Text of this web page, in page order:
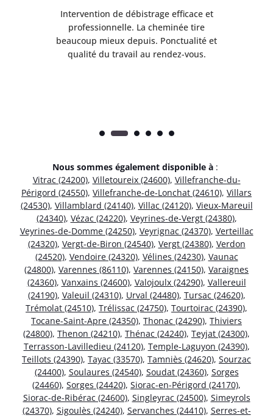
Intervention de débistrage efficace et
professionnelle. La cheminée tire
beaucoup mieux depuis. Ponctualité et
qualité du travail au rendez-vous.
Nous sommes également disponible à :
Vitrac (24200), Villetoureix (24600), Villefranche-du-
Périgord (24550), Villefranche-de-Lonchat (24610), Villars
(24530), Villamblard (24140), Villac (24120), Vieux-Mareuil
(24340), Vézac (24220), Veyrines-de-Vergt (24380),
Veyrines-de-Domme (24250), Veyrignac (24370), Verteillac
(24320), Vergt-de-Biron (24540), Vergt (24380), Verdon
(24520), Vendoire (24320), Vélines (24230), Vaunac
(24800), Varennes (86110), Varennes (24150), Varaignes
(24360), Vanxains (24600), Valojoulx (24290), Vallereuil
(24190), Valeuil (24310), Urval (24480), Tursac (24620),
Trémolat (24510), Trélissac (24750), Tourtoirac (24390),
Tocane-Saint-Apre (24350), Thonac (24290), Thiviers
(24800), Thenon (24210), Thénac (24240), Teyjat (24300),
Terrasson-Lavilledieu (24120), Temple-Laguyon (24390),
Teillots (24390), Tayac (33570), Tamniès (24620), Sourzac
(24400), Soulaures (24540), Soudat (24360), Sorges
(24460), Sorges (24420), Siorac-en-Périgord (24170),
Siorac-de-Ribérac (24600), Singleyrac (24500), Simeyrols
(24370), Sigoulès (24240), Servanches (24410), Serres-et-